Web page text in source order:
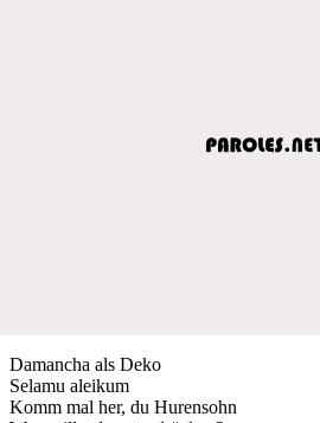
Damancha als Deko
Selamu aleikum
Komm mal her, du Hurensohn